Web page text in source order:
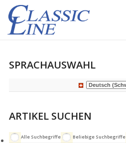
SPRACHAUSWAHL
ARTIKEL SUCHEN
Alle Suchbegriffe Beliebige Suchbegriffe